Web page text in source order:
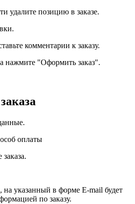
удалите позицию в заказе.
комментарии к заказу.
нажмите "Оформить заказ".
оплаты
на указанный в форме E-mail будет
по заказу.